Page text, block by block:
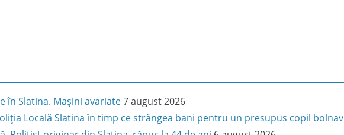
în Slatina. Mașini avariate7 august 2026
Locală Slatina în timp ce strângea bani pentru un presupus copil bolnav